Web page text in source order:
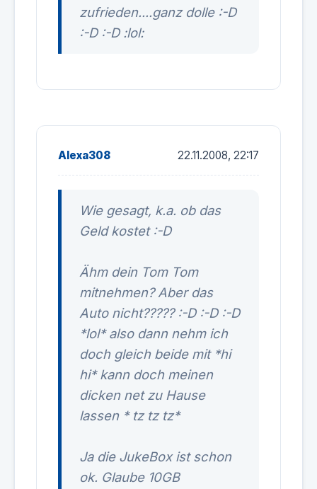
zufrieden....ganz dolle :-D
:-D :-D :lol:
Alexa308 22.11.2008, 22:17
Wie gesagt, k.a. ob das
Geld kostet :-D
Ähm dein Tom Tom
mitnehmen? Aber das
Auto nicht????? :-D :-D :-D
*lol* also dann nehm ich
doch gleich beide mit *hi
hi* kann doch meinen
dicken net zu Hause
lassen * tz tz tz*
Ja die JukeBox ist schon
ok. Glaube 10GB